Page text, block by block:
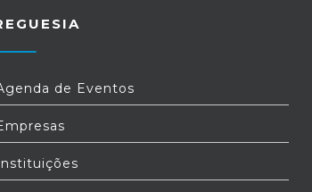
de Eventos